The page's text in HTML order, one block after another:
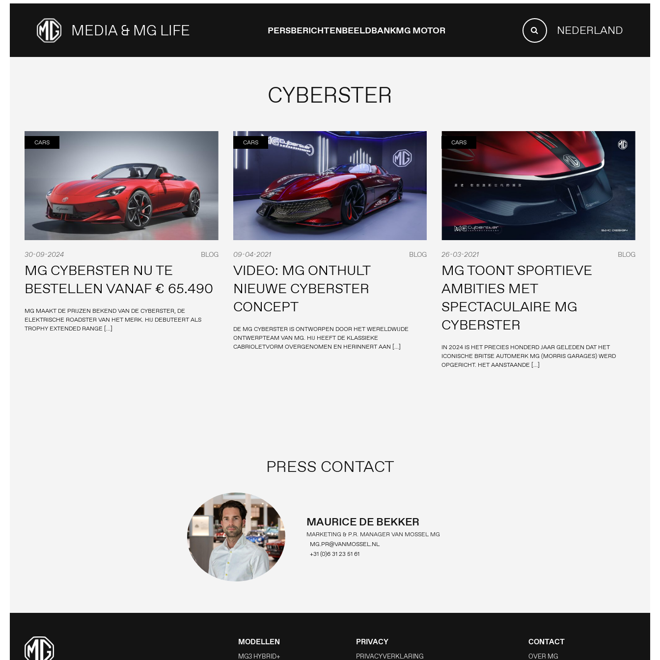
MEDIA & MG LIFE PERSBERICHTENBEELDBANKMG MOTOR
SEARCH
FOR:Search NEDERLAND
CYBERSTER
CARS
30-09-2024 BLOG
MG CYBERSTER NU TE
BESTELLEN VANAF € 65.490
MG MAAKT DE PRIJZEN BEKEND VAN DE CYBERSTER, DE
ELEKTRISCHE ROADSTER VAN HET MERK. HIJ DEBUTEERT ALS
TROPHY EXTENDED RANGE […]
CARS
09-04-2021 BLOG
VIDEO: MG ONTHULT
NIEUWE CYBERSTER
CONCEPT
DE MG CYBERSTER IS ONTWORPEN DOOR HET WERELDWIJDE
ONTWERPTEAM VAN MG. HIJ HEEFT DE KLASSIEKE
CABRIOLETVORM OVERGENOMEN EN HERINNERT AAN […]
CARS
26-03-2021 BLOG
MG TOONT SPORTIEVE
AMBITIES MET
SPECTACULAIRE MG
CYBERSTER
IN 2024 IS HET PRECIES HONDERD JAAR GELEDEN DAT HET
ICONISCHE BRITSE AUTOMERK MG (MORRIS GARAGES) WERD
OPGERICHT. HET AANSTAANDE […]
PRESS CONTACT
MAURICE DE BEKKER
MARKETING & P.R. MANAGER VAN MOSSEL MG
MG.PR@VANMOSSEL.NL
+31 (0)6 31 23 51 61
MODELLEN
MG3 HYBRID+
PRIVACY
PRIVACYVERKLARING
CONTACT
OVER MG